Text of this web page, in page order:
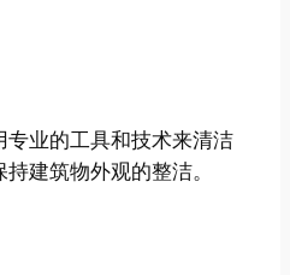
专业的工具和技术来清洁
建筑物外观的整洁。